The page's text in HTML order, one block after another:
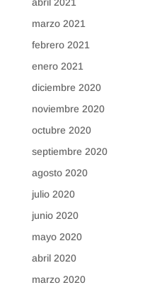
abril 2021
marzo 2021
febrero 2021
enero 2021
diciembre 2020
noviembre 2020
octubre 2020
septiembre 2020
agosto 2020
julio 2020
junio 2020
mayo 2020
abril 2020
marzo 2020